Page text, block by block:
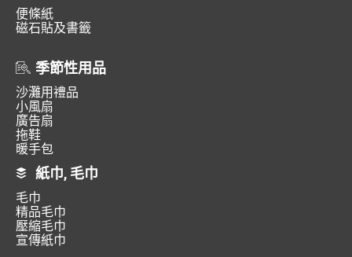
便條紙
磁石貼及書籤
季節性用品
沙灘用禮品
小風扇
廣告扇
拖鞋
暖手包
紙巾, 毛巾
毛巾
精品毛巾
壓縮毛巾
宣傳紙巾